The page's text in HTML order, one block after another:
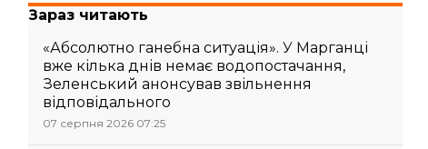
Зараз читають
«Абсолютно ганебна ситуація». У Марганці
вже кілька днів немає водопостачання,
Зеленський анонсував звільнення
відповідального
07 серпня 2026 07:25